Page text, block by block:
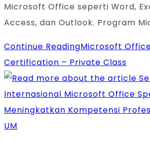
Microsoft Office seperti Word,
Access, dan Outlook. Program
Continue ReadingMicrosoft
Certification – Private Class